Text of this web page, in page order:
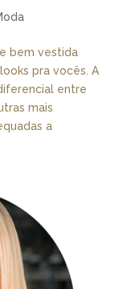
bem vestida
pra vocês. A
entre
mais
a